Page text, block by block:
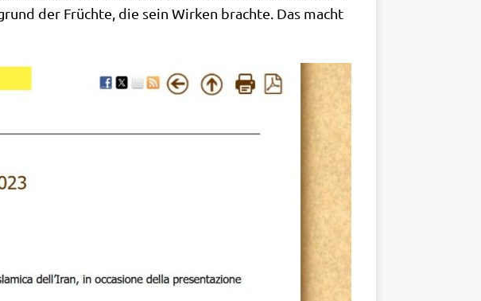
der Früch­te, die sein Wir­ken brach­te. Das macht